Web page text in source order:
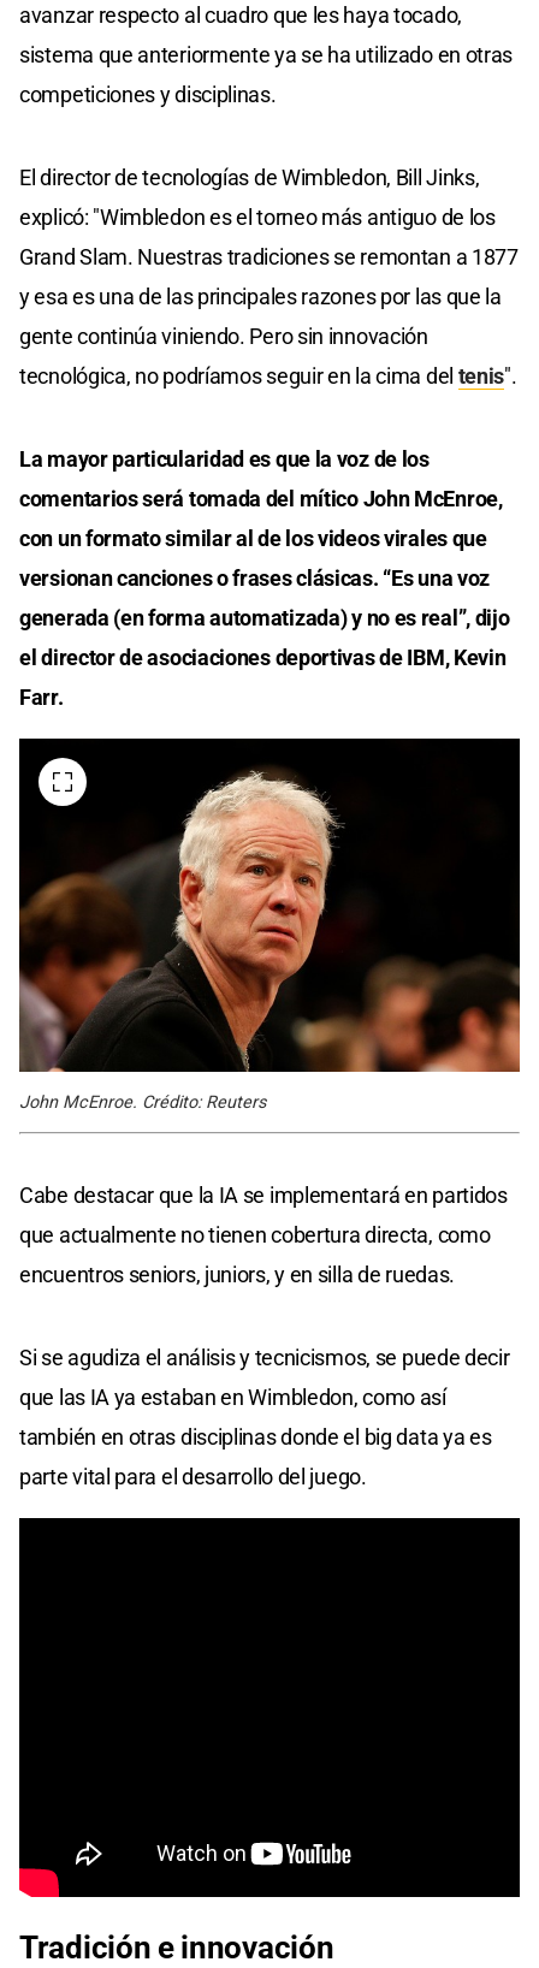
avanzar respecto al cuadro que les haya tocado,
sistema que anteriormente ya se ha utilizado en otras
competiciones y disciplinas.
El director de tecnologías de Wimbledon, Bill Jinks,
explicó: "Wimbledon es el torneo más antiguo de los
Grand Slam. Nuestras tradiciones se remontan a 1877
y esa es una de las principales razones por las que la
gente continúa viniendo. Pero sin innovación
tecnológica, no podríamos seguir en la cima del tenis".
La mayor particularidad es que la voz de los
comentarios será tomada del mítico John McEnroe,
con un formato similar al de los videos virales que
versionan canciones o frases clásicas. “Es una voz
generada (en forma automatizada) y no es real”, dijo
el director de asociaciones deportivas de IBM, Kevin
Farr.
John McEnroe. Crédito: Reuters
Cabe destacar que la IA se implementará en partidos
que actualmente no tienen cobertura directa, como
encuentros seniors, juniors, y en silla de ruedas.
Si se agudiza el análisis y tecnicismos, se puede decir
que las IA ya estaban en Wimbledon, como así
también en otras disciplinas donde el big data ya es
parte vital para el desarrollo del juego.
Tradición e innovación